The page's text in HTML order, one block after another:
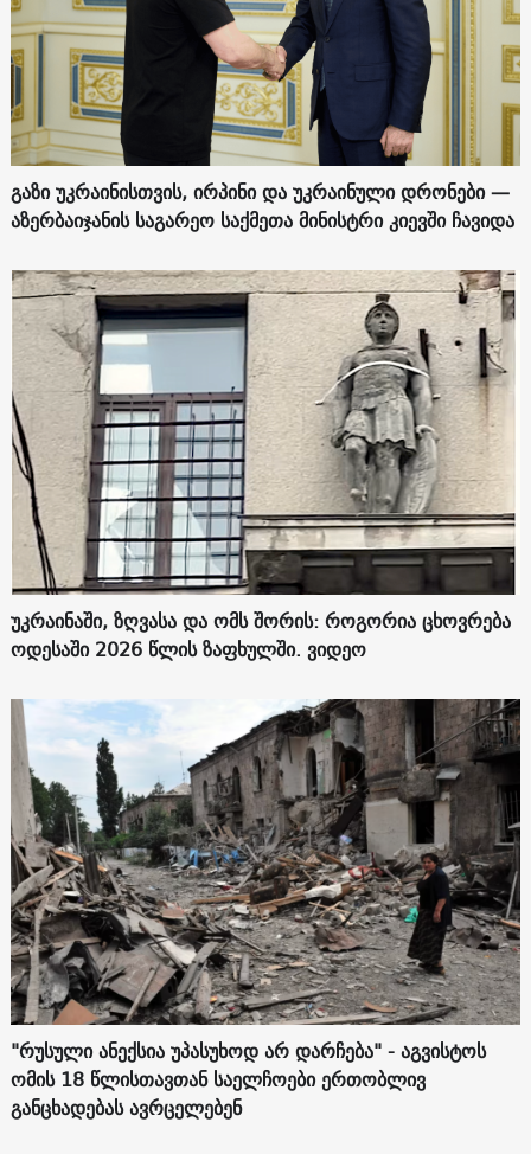
გაზი უკრაინისთვის, ირპინი და უკრაინული დრონები —
აზერბაიჯანის საგარეო საქმეთა მინისტრი კიევში ჩავიდა
უკრაინაში, ზღვასა და ომს შორის: როგორია ცხოვრება
ოდესაში 2026 წლის ზაფხულში. ვიდეო
"რუსული ანექსია უპასუხოდ არ დარჩება" - აგვისტოს
ომის 18 წლისთავთან საელჩოები ერთობლივ
განცხადებას ავრცელებენ